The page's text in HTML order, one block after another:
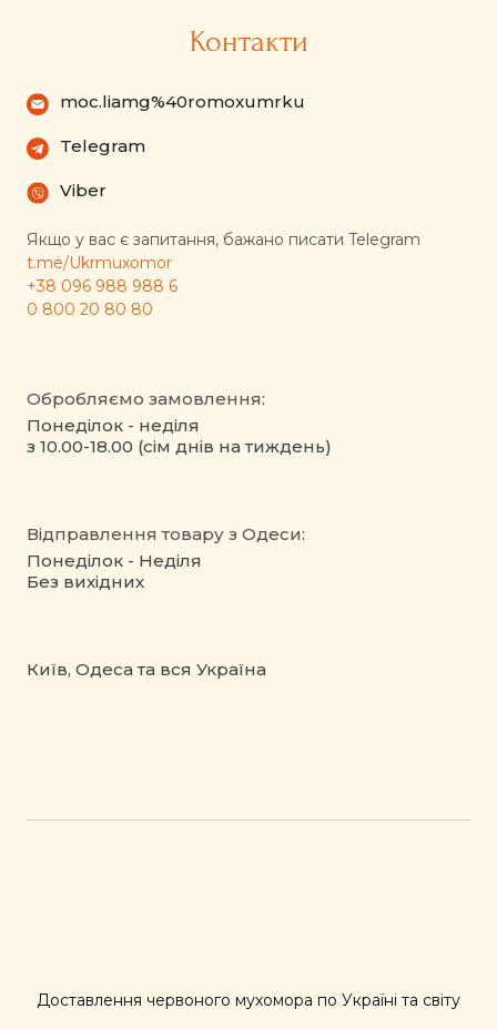
Контакти
moc.liamg%40romoxumrku
Telegram
Viber
Якщо у вас є запитання, бажано писати Telegram
t.me/Ukrmuxomor
+38 096 988 988 6
0 800 20 80 80
Обробляємо замовлення:
Понеділок - неділя
з 10.00-18.00 (сім днів на тиждень)
Відправлення товару з Одеси:
Понеділок - Неділя
Без вихідних
Київ, Одеса та вся Україна
Доставлення червоного мухомора по Україні та світу